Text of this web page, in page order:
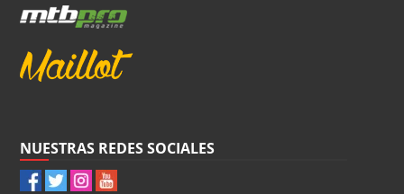
NUESTRAS REDES SOCIALES